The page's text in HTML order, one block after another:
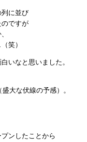
に並び
ですが
笑）
いなと思いました。
大な伏線の予感）。
ンしたことから